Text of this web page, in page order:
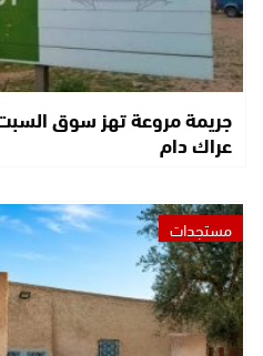
جريمة مروعة تهز سوق
عراك دام
مستجدات